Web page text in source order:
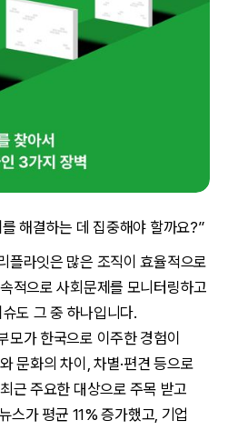
해결하는 데 집중해야 할까요?”
플라잇은 많은 조직이 효율적으로
적으로 사회문제를 모니터링하고
슈도 그 중 하나입니다.
모가 한국으로 이주한 경험이
문화의 차이, 차별·편견 등으로
근 주요한 대상으로 주목 받고
스가 평균 11% 증가했고, 기업